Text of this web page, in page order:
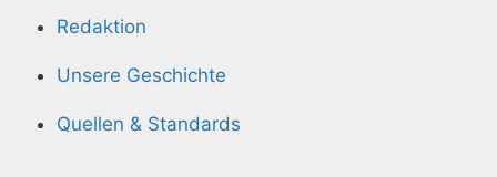
Redaktion
Unsere Geschichte
Quellen & Standards